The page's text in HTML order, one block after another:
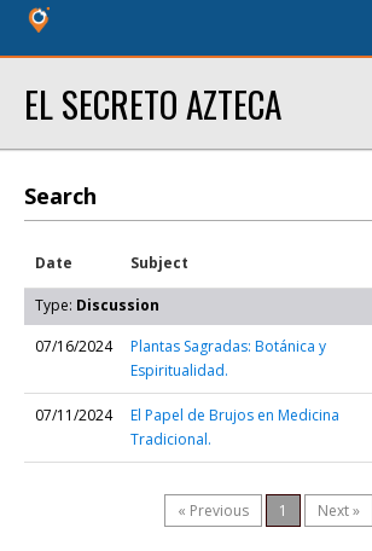
EL SECRETO AZTECA
Search
Date Subject
Type: Discussion
07/16/2024
Plantas Sagradas: Botánica y
Espiritualidad.
07/11/2024
El Papel de Brujos en Medicina
Tradicional.
« Previous 1 Next »